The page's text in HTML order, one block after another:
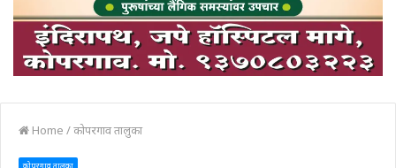
Home /कोपरगाव तालुका
कोपरगाव तालुका